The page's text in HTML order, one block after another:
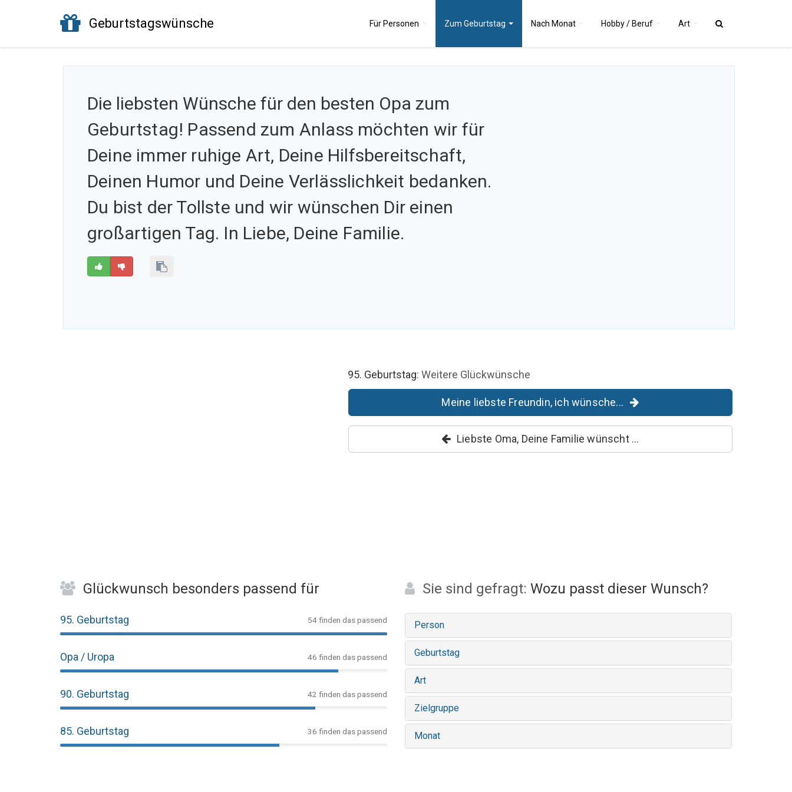
Geburtstagswünsche Für Personen Zum Geburtstag Nach Monat Hobby / Beruf Art
Die liebsten Wünsche für den besten Opa zum
Geburtstag! Passend zum Anlass möchten wir für
Deine immer ruhige Art, Deine Hilfsbereitschaft,
Deinen Humor und Deine Verlässlichkeit bedanken.
Du bist der Tollste und wir wünschen Dir einen
großartigen Tag. In Liebe, Deine Familie.
95. Geburtstag: Weitere Glückwünsche
Meine liebste Freundin, ich wünsche...
Liebste Oma, Deine Familie wünscht ...
Glückwunsch besonders passend für
95. Geburtstag 54 finden das passend
Opa / Uropa 46 finden das passend
90. Geburtstag 42 finden das passend
85. Geburtstag 36 finden das passend
Sie sind gefragt: Wozu passt dieser Wunsch?
Person
Geburtstag
Art
Zielgruppe
Monat